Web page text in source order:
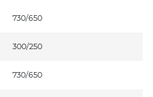
730/650
300/250
730/650